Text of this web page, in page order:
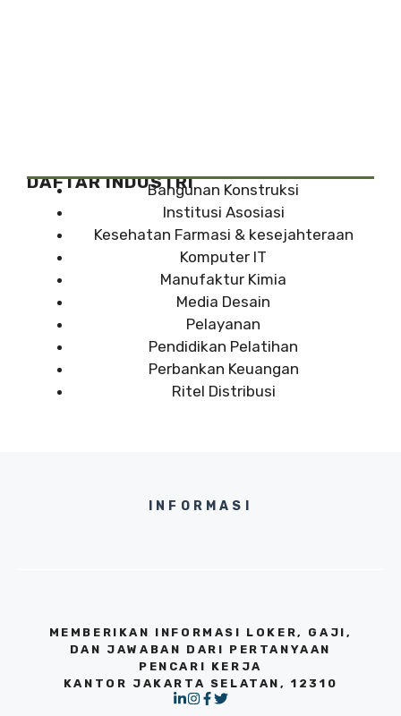
DAFTAR INDUSTRIBangunan Konstruksi
Institusi Asosiasi
Kesehatan Farmasi & kesejahteraan
Komputer IT
Manufaktur Kimia
Media Desain
Pelayanan
Pendidikan Pelatihan
Perbankan Keuangan
Ritel Distribusi
INFORMASI
MEMBERIKAN INFORMASI LOKER, GAJI,
DAN JAWABAN DARI PERTANYAAN
PENCARI KERJA
KANTOR JAKARTA SELATAN, 12310